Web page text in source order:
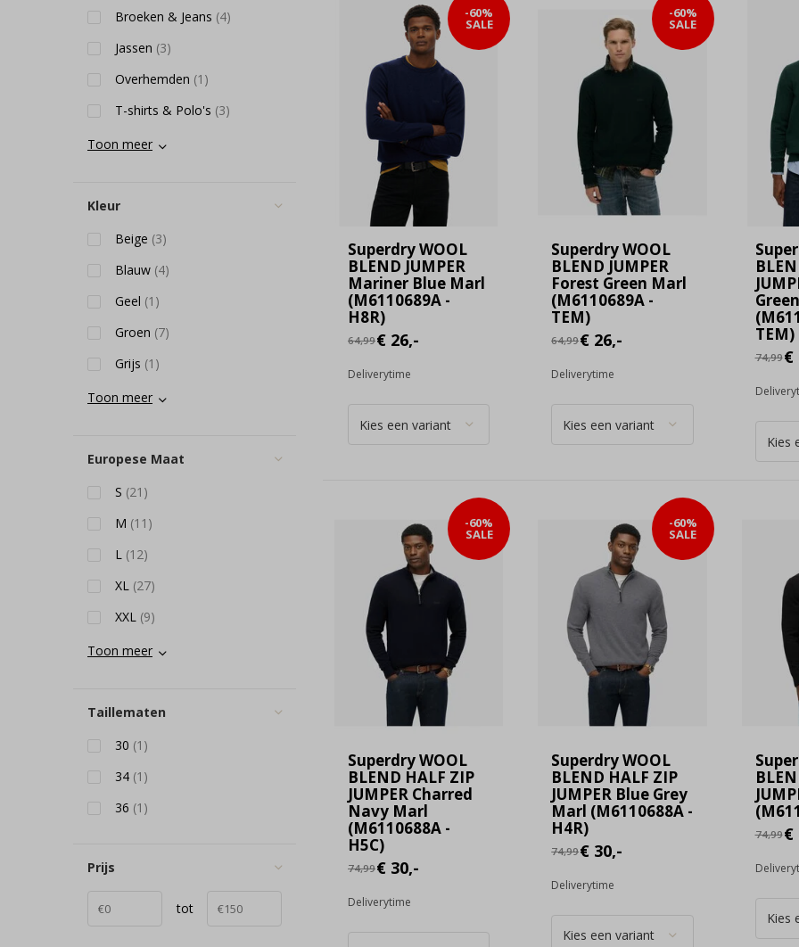
Superdry WOOL
BLEND JUMPER
Mariner Blue Marl
(M6110689A -
H8R)
-60%
SALE
64,99€ 26,-
Deliverytime
Superdry WOOL
BLEND JUMPER
Forest Green Marl
(M6110689A -
TEM)
-60%
SALE
64,99€ 26,-
Deliverytime
TEM)
74,99€
Superdry WOOL
BLEND HALF ZIP
JUMPER Charred
Navy Marl
(M6110688A -
H5C)
-60%
SALE
74,99€ 30,-
Deliverytime
Superdry WOOL
BLEND HALF ZIP
JUMPER Blue Grey
Marl (M6110688A -
H4R)
-60%
SALE
74,99€ 30,-
Deliverytime
74,99€
Broeken & Jeans (4)
Jassen (3)
Overhemden (1)
T-shirts & Polo's (3)
Toon meer
Kleur
Beige (3)
Blauw (4)
Geel (1)
Groen (7)
Grijs (1)
Toon meer
Europese Maat
S (21)
M (11)
L (12)
XL (27)
XXL (9)
Toon meer
Taillematen
30 (1)
34 (1)
36 (1)
Prijs
tot